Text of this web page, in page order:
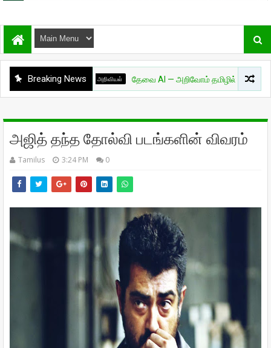
Breaking News
அறிவியல் தேவை AI — அறிவோம் தமிழில்! - பாகம் 01
அஜித் தந்த தோல்வி படங்களின் விவரம்
Tamilus 3:24 PM 0